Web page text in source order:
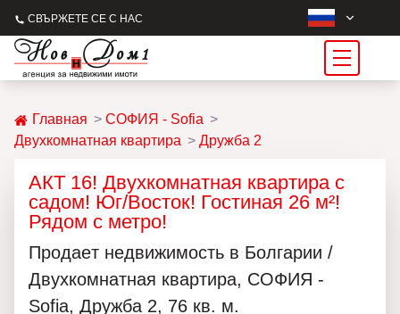
СВЪРЖЕТЕ СЕ С НАС
Главная
СОФИЯ - Sofia
Двухкомнатная квартира
Дружба 2
АКТ 16! Двухкомнатная квартира с
садом! Юг/Восток! Гостиная 26 м²!
Рядом с метро!
Продаeт недвижимость в Болгарии /
Двухкомнатная квартира, СОФИЯ -
Sofia, Дружба 2, 76 кв. м.